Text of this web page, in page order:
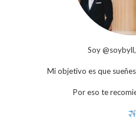
Soy
Mi objetivo es que
Por eso te